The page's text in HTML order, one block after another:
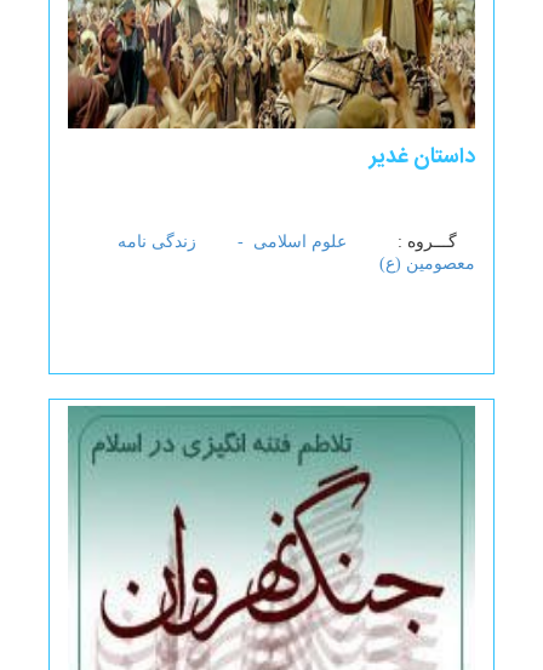
داستان غدیر
گـــروه : علوم اسلامی -
زندگی نامه
معصومین (ع)